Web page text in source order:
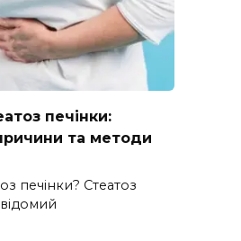
печінки:
та методи
печінки? Стеатоз
відомий